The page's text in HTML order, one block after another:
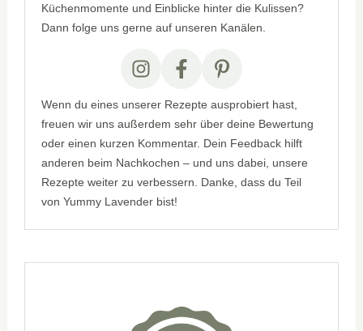
Küchenmomente und Einblicke hinter die Kulissen?
Dann folge uns gerne auf unseren Kanälen.
Wenn du eines unserer Rezepte ausprobiert hast,
freuen wir uns außerdem sehr über deine Bewertung
oder einen kurzen Kommentar. Dein Feedback hilft
anderen beim Nachkochen – und uns dabei, unsere
Rezepte weiter zu verbessern. Danke, dass du Teil
von Yummy Lavender bist!